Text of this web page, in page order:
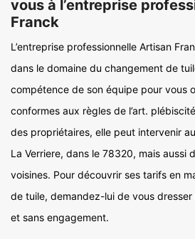
vous à l’entreprise
Franck
L’entreprise professionnelle Artisan
dans le domaine du changement de
compétence de son équipe pour vous
conformes aux règles de l’art.
des propriétaires, elle peut intervenir
La Verriere, dans le 78320, mais aussi
voisines. Pour découvrir ses tarifs en
de tuile, demandez-lui de vous
et sans engagement.